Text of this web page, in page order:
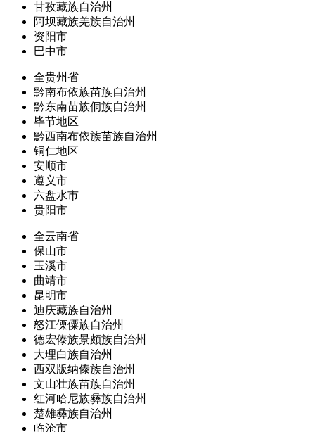
甘孜藏族自治州
阿坝藏族羌族自治州
资阳市
巴中市
全贵州省
黔南布依族苗族自治州
黔东南苗族侗族自治州
毕节地区
黔西南布依族苗族自治州
铜仁地区
安顺市
遵义市
六盘水市
贵阳市
全云南省
保山市
玉溪市
曲靖市
昆明市
迪庆藏族自治州
怒江傈僳族自治州
德宏傣族景颇族自治州
大理白族自治州
西双版纳傣族自治州
文山壮族苗族自治州
红河哈尼族彝族自治州
楚雄彝族自治州
临沧市